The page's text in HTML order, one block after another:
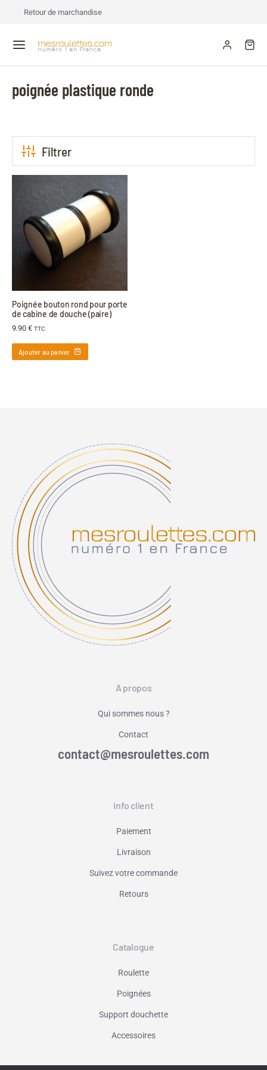
Retour de marchandise
poignée plastique ronde
Filtrer
Poignée bouton rond pour porte
de cabine de douche (paire)
9.90 € TTC
Ajouter au panier
A propos
Qui sommes nous ?
Contact
contact@mesroulettes.com
Info client
Paiement
Livraison
Suivez votre commande
Retours
Catalogue
Roulette
Poignées
Support douchette
Accessoires